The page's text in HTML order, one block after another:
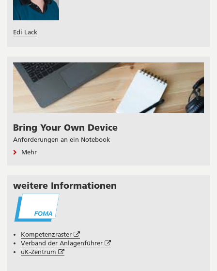
Edi Lack
Bring Your Own Device
Anforderungen an ein Notebook
Mehr
weitere Informationen
Kompetenzraster
Öffnet
in
Verband der Anlagenführer
Öffnet
üK-Zentrum
Öffnet